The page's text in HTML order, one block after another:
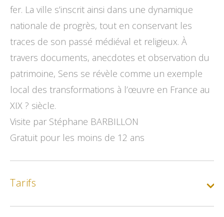
fer. La ville s’inscrit ainsi dans une dynamique
nationale de progrès, tout en conservant les
traces de son passé médiéval et religieux. À
travers documents, anecdotes et observation du
patrimoine, Sens se révèle comme un exemple
local des transformations à l’œuvre en France au
XIX ? siècle.
Visite par Stéphane BARBILLON
Gratuit pour les moins de 12 ans
Tarifs